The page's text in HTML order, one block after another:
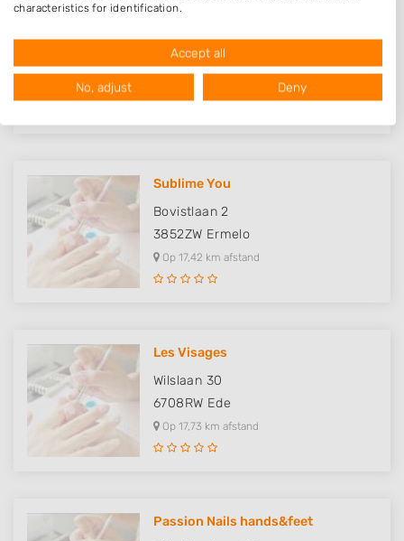
D-Nails & Feet
Smutslaan 133
3851WE Ermelo
Sublime You
Bovistlaan 2
3852ZW Ermelo
Op 17,42 km afstand
Les Visages
Wilslaan 30
6708RW Ede
Op 17,73 km afstand
Passion Nails hands&feet
characteristics for identification.
USA.
Your consent and the cookie policy applies solely to this website/app.
View Partner List (1016 IAB Vendors)
We use your data for the following purposes:
IAB processing purposes:
Use limited data to select advertising
Create profiles for personalised advertising
Use profiles to select personalised
advertising
Use profiles to select personalised content
Measure advertising performance
Measure content performance
Develop and improve services
Accept all
No, adjust Deny